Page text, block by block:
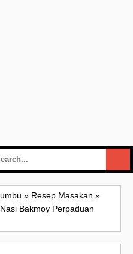
» Resep Masakan »
Nasi Bakmoy Perpaduan